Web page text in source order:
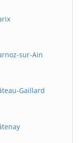
sur-Ain
Gaillard